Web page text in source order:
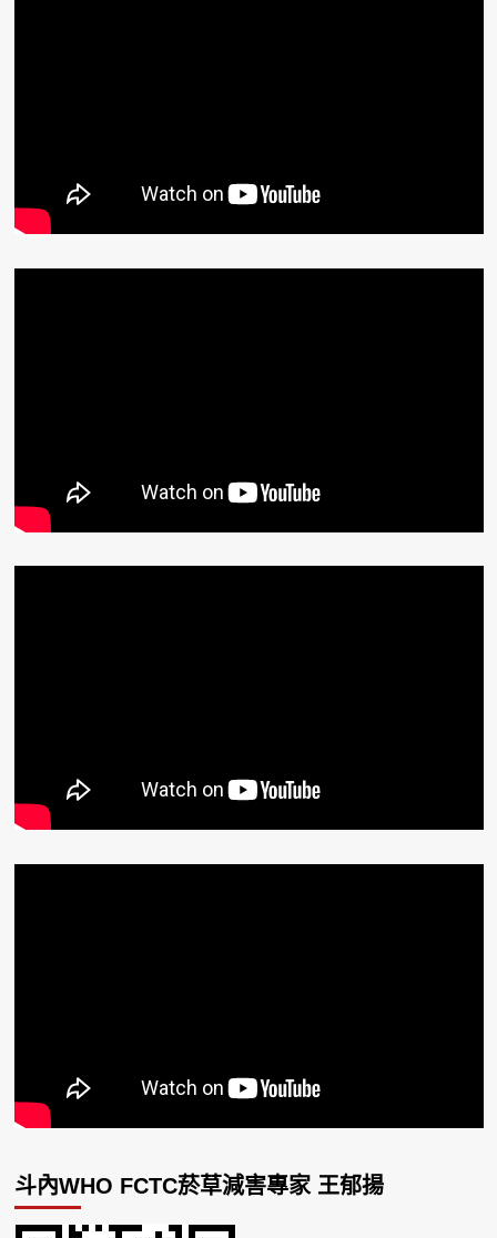
斗內WHO FCTC菸草減害專家 王郁揚